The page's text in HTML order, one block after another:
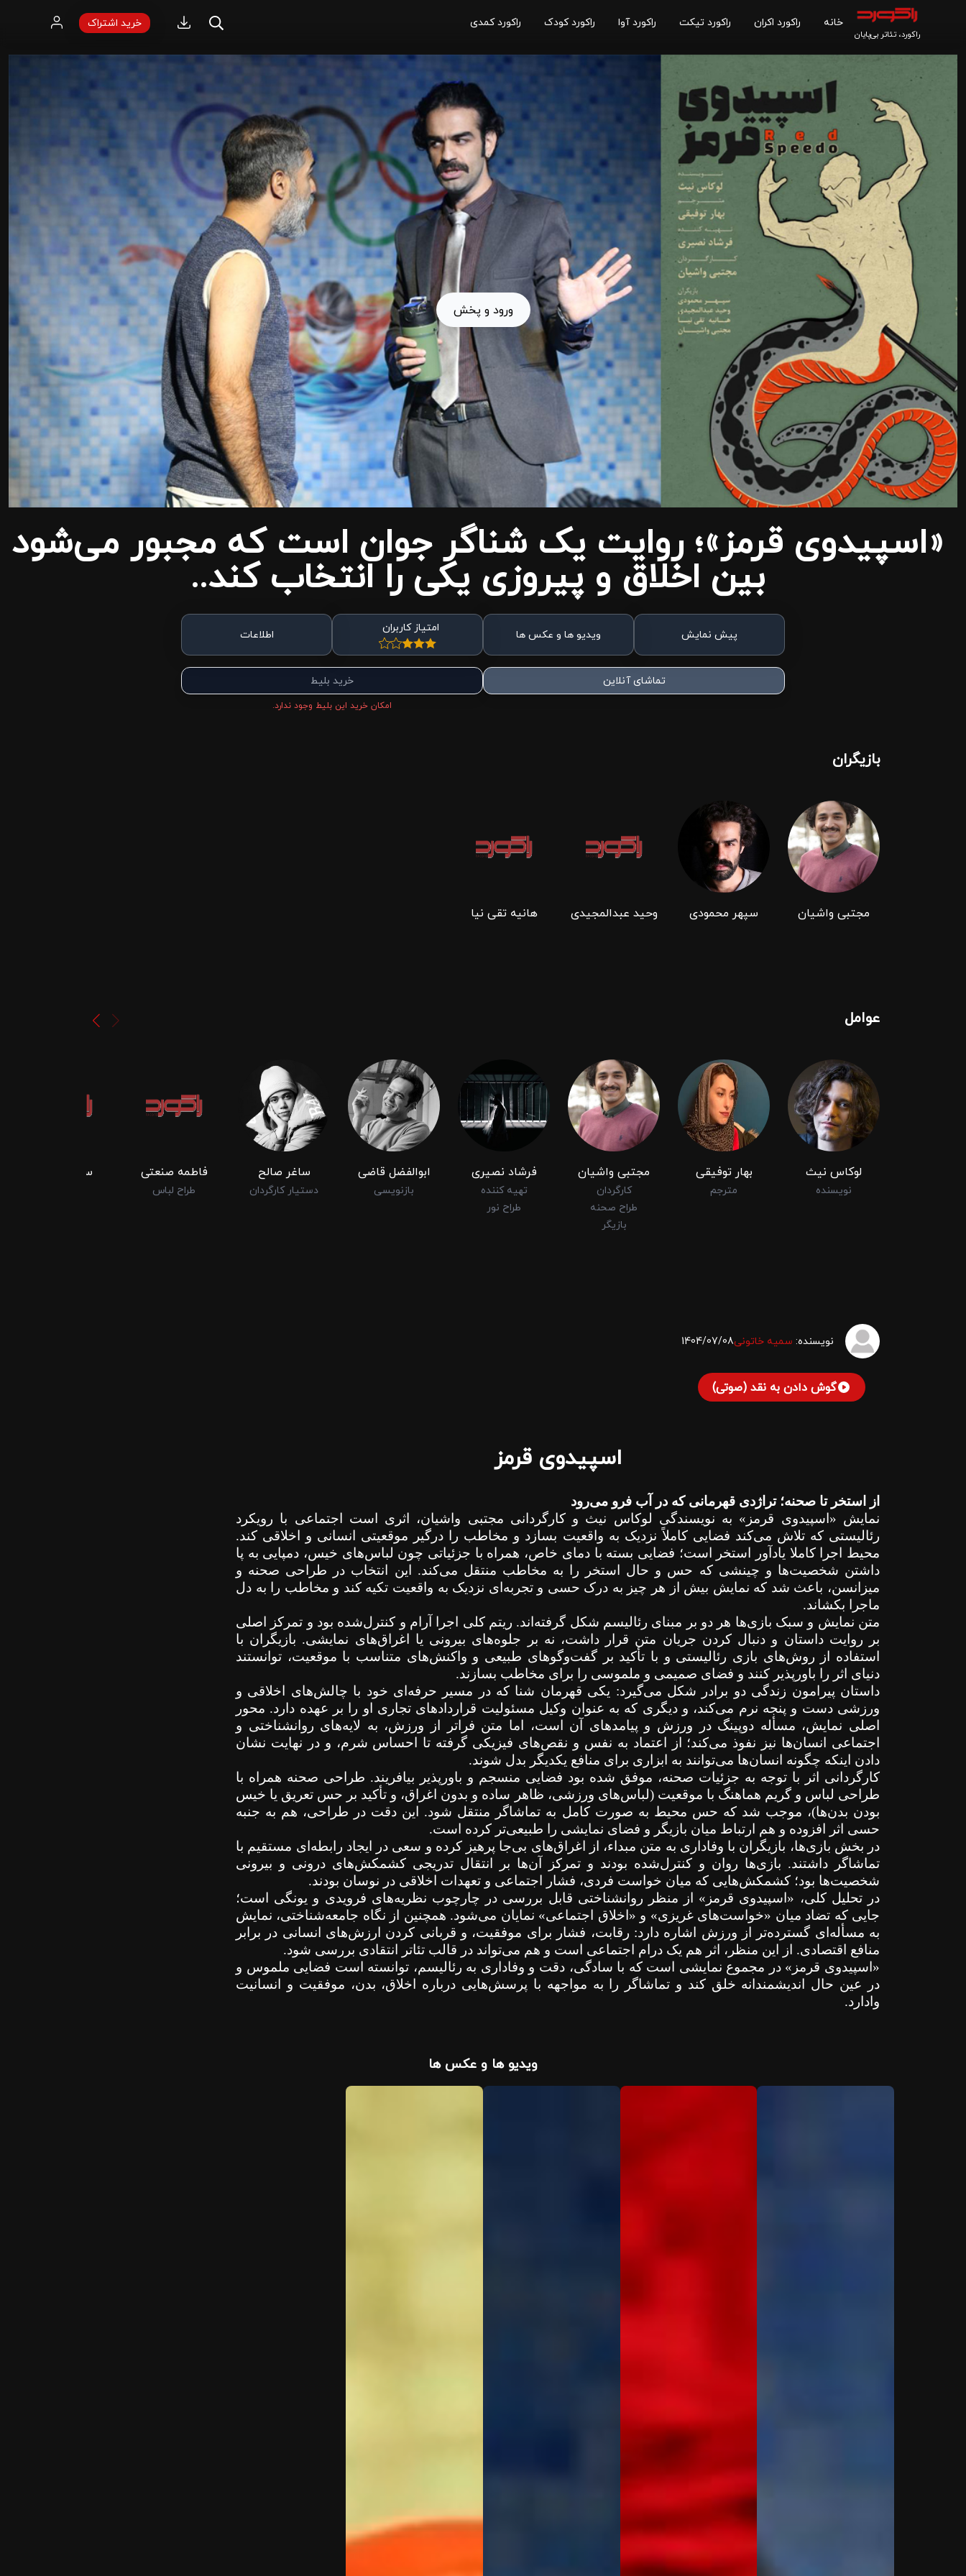
راکورد، تئاتر بی‌پایان
خانه راکورد اکران راکورد تیکت راکورد آوا راکورد کودک راکورد کمدی خرید اشتراک
ورود و پخش
«اسپیدوی قرمز»؛ روایت یک شناگر جوان است که مجبور می‌شود
بین اخلاق و پیروزی یکی را انتخاب کند..
پیش نمایش ویدیو ها و عکس ها امتیاز کاربران اطلاعات
تماشای آنلاین خرید بلیط
امکان خرید این بلیط وجود ندارد.
بازیگران
مجتبی واشیان سپهر محمودی وحید عبدالمجیدی هانیه تقی نیا
عوامل
لوکاس نیث
نویسنده
بهار توفیقی
مترجم
مجتبی واشیان
کارگردان
طراح صحنه
بازیگر
فرشاد نصیری
تهیه کننده
طراح نور
ابوالفضل قاضی
بازنویسی
ساغر صالح
دستیار کارگردان
فاطمه صنعتی
طراح لباس
سجاد نجفی
نویسنده: سمیه خاتونی1404/07/08
گوش دادن به نقد (صوتی)
اسپیدوی قرمز
از استخر تا صحنه؛ تراژدی قهرمانی که در آب فرو می‌رود
نمایش «اسپیدوی قرمز» به نویسندگی لوکاس نیث و کارگردانی مجتبی واشیان، اثری است اجتماعی با رویکرد
رئالیستی که تلاش می‌کند فضایی کاملاً نزدیک به واقعیت بسازد و مخاطب را درگیر موقعیتی انسانی و اخلاقی کند.
محیط اجرا کاملا یادآور استخر است؛ فضایی بسته با دمای خاص، همراه با جزئیاتی چون لباس‌های خیس، دمپایی به پا
داشتن شخصیت‌ها و چینشی که حس و حال استخر را به مخاطب منتقل می‌کند. این انتخاب در طراحی صحنه و
میزانسن، باعث شد که نمایش بیش از هر چیز به درک حسی و تجربه‌ای نزدیک به واقعیت تکیه کند و مخاطب را به دل
ماجرا بکشاند.
متن نمایش و سبک بازی‌ها هر دو بر مبنای رئالیسم شکل گرفته‌اند. ریتم کلی اجرا آرام و کنترل‌شده بود و تمرکز اصلی
بر روایت داستان و دنبال کردن جریان متن قرار داشت، نه بر جلوه‌های بیرونی یا اغراق‌های نمایشی. بازیگران با
استفاده از روش‌های بازی رئالیستی و با تأکید بر گفت‌وگوهای طبیعی و واکنش‌های متناسب با موقعیت، توانستند
دنیای اثر را باورپذیر کنند و فضای صمیمی و ملموسی را برای مخاطب بسازند.
داستان پیرامون زندگی دو برادر شکل می‌گیرد: یکی قهرمان شنا که در مسیر حرفه‌ای خود با چالش‌های اخلاقی و
ورزشی دست و پنجه نرم می‌کند، و دیگری که به عنوان وکیل مسئولیت قراردادهای تجاری او را بر عهده دارد. محور
اصلی نمایش، مسأله دوپینگ در ورزش و پیامدهای آن است، اما متن فراتر از ورزش، به لایه‌های روانشناختی و
اجتماعی انسان‌ها نیز نفوذ می‌کند؛ از اعتماد به نفس و نقص‌های فیزیکی گرفته تا احساس شرم، و در نهایت نشان
دادن اینکه چگونه انسان‌ها می‌توانند به ابزاری برای منافع یکدیگر بدل شوند.
کارگردانی اثر با توجه به جزئیات صحنه، موفق شده بود فضایی منسجم و باورپذیر بیافریند. طراحی صحنه همراه با
طراحی لباس و گریم هماهنگ با موقعیت (لباس‌های ورزشی، ظاهر ساده و بدون اغراق، و تأکید بر حس تعریق یا خیس
بودن بدن‌ها)، موجب شد که حس محیط به صورت کامل به تماشاگر منتقل شود. این دقت در طراحی، هم به جنبه
حسی اثر افزوده و هم ارتباط میان بازیگر و فضای نمایشی را طبیعی‌تر کرده است.
در بخش بازی‌ها، بازیگران با وفاداری به متن مبداء، از اغراق‌های بی‌جا پرهیز کرده و سعی در ایجاد رابطه‌ای مستقیم با
تماشاگر داشتند. بازی‌ها روان و کنترل‌شده بودند و تمرکز آن‌ها بر انتقال تدریجی کشمکش‌های درونی و بیرونی
شخصیت‌ها بود؛ کشمکش‌هایی که میان خواست فردی، فشار اجتماعی و تعهدات اخلاقی در نوسان بودند.
در تحلیل کلی، «اسپیدوی قرمز» از منظر روانشناختی قابل بررسی در چارچوب نظریه‌های فرویدی و یونگی است؛
جایی که تضاد میان «خواست‌های غریزی» و «اخلاق اجتماعی» نمایان می‌شود. همچنین از نگاه جامعه‌شناختی، نمایش
به مسأله‌ای گسترده‌تر از ورزش اشاره دارد: رقابت، فشار برای موفقیت، و قربانی کردن ارزش‌های انسانی در برابر
منافع اقتصادی. از این منظر، اثر هم یک درام اجتماعی است و هم می‌تواند در قالب تئاتر انتقادی بررسی شود.
«اسپیدوی قرمز» در مجموع نمایشی است که با سادگی، دقت و وفاداری به رئالیسم، توانسته است فضایی ملموس و
در عین حال اندیشمندانه خلق کند و تماشاگر را به مواجهه با پرسش‌هایی درباره اخلاق، بدن، موفقیت و انسانیت
وادارد.
ویدیو ها و عکس ها